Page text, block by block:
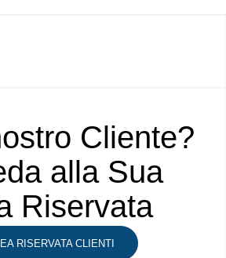
Cliente?
alla Sua
Riservata
RISERVATA CLIENTI